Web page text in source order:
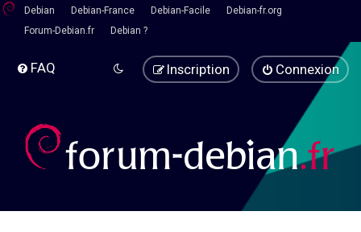
Debian Debian-France Debian-Facile
Debian-fr.org
Forum-Debian.fr
Debian ?
FAQ Connexion
Inscription